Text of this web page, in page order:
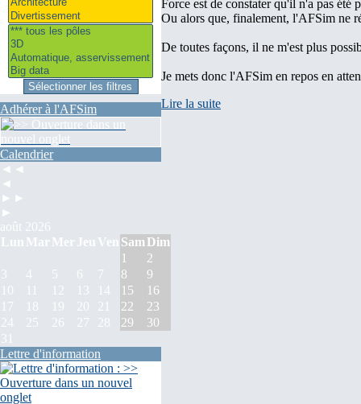
Adhérer à l'AFSim
Calendrier
◄◄
◄
►►
►
août 2026
Lun Mar Mer Jeu Ven Sam Dim
1
2
3
4 5 6 7 8
9
10
11 12 13 14 15
16
17
18 19 20 21 22
23
24
25 26 27 28 29
30
31
Lettre d'information
Force est de constater qu'il n'a pas été
Ou alors que, finalement, l'AFSim ne
De toutes façons, il ne m'est plus
Je mets donc l'AFSim en repos en
Lire la suite